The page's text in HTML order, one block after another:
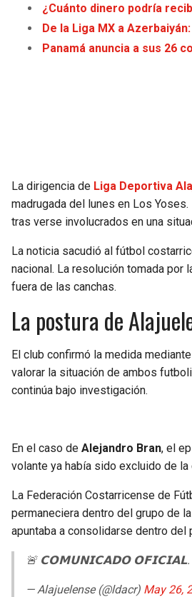
¿Cuánto dinero podría
De la Liga MX a
Panamá anuncia a sus 26
La dirigencia de Liga Deportiva
madrugada del lunes en Los
tras verse involucrados en una
La noticia sacudió al fútbol
nacional. La resolución tomada por
fuera de las canchas.
La postura de
El club confirmó la medida
valorar la situación de ambos
continúa bajo investigación.
En el caso de Alejandro Bran, el
volante ya había sido excluido de
La Federación Costarricense de
permaneciera dentro del grupo de
apuntaba a consolidarse dentro del
🚨 𝗖𝗢𝗠𝗨𝗡𝗜𝗖𝗔𝗗𝗢 𝗢𝗙𝗜𝗖𝗜𝗔𝗟.
— Alajuelense (@ldacr) May 26,